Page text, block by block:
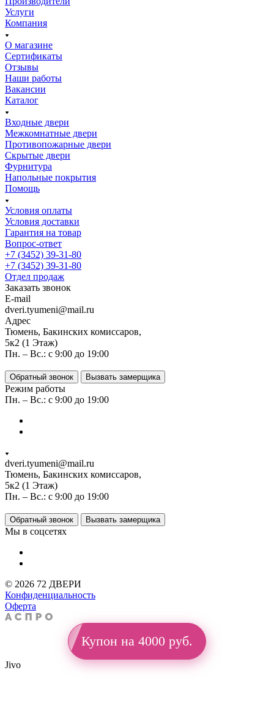
Услуги
Компания
О магазине
Сертификаты
Отзывы
Наши работы
Вакансии
Каталог
Входные двери
Межкомнатные двери
Противопожарные двери
Скрытые двери
Фурнитура
Напольные покрытия
Помощь
Условия оплаты
Условия доставки
Гарантия на товар
Вопрос-ответ
+7 (3452) 39-31-80
+7 (3452) 39-31-80
Отдел продаж
Заказать звонок
E-mail
dveri.tyumeni@mail.ru
Адрес
Тюмень, Бакинских комиссаров,
5к2 (1 Этаж)
Пн. – Вс.: с 9:00 до 19:00
Обратный звонок Вызвать замерщика
Режим работы
Пн. – Вс.: с 9:00 до 19:00
dveri.tyumeni@mail.ru
Тюмень, Бакинских комиссаров,
5к2 (1 Этаж)
Пн. – Вс.: с 9:00 до 19:00
Обратный звонок Вызвать замерщика
Мы в соцсетях
© 2026 72 ДВЕРИ
Конфиденциальность
Оферта
Купон на 4000 руб.
Jivo